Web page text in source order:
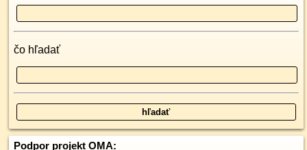
čo hľadať
Podpor projekt OMA: